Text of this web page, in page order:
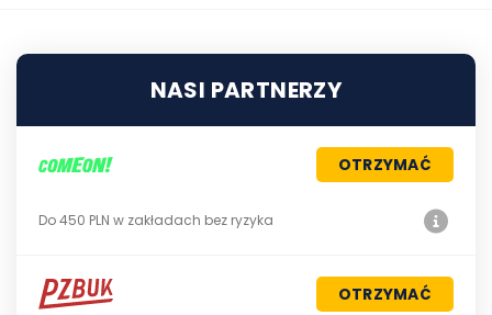
NASI PARTNERZY
OTRZYMAĆ
Do 450 PLN w zakładach bez ryzyka
OTRZYMAĆ